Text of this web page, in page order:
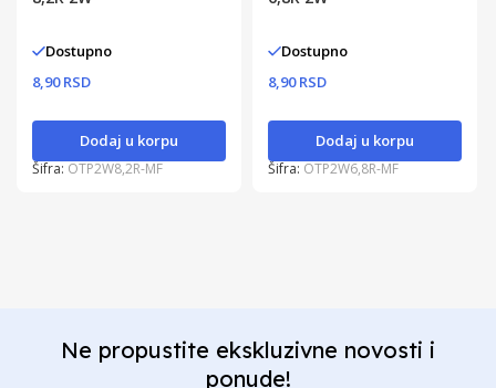
Dostupno
8,90 RSD
Dodaj u korpu
Šifra: OTP2W8,2R-MF
Dostupno
8,90 RSD
Dodaj u korpu
Šifra: OTP2W6,8R-MF
Ne propustite ekskluzivne novosti i
ponude!